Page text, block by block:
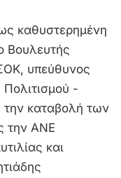
καθυστερημένη
Βουλευτής
υπεύθυνος
-
την καταβολή των
την ΑΝΕ
και